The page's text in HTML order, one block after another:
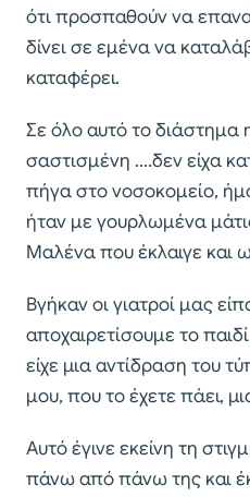
ότι προσπαθούν να
δίνει σε εμένα να
καταφέρει.
Σε όλο αυτό το διάστημα
σαστισμένη ….δεν είχα
πήγα στο νοσοκομείο,
ήταν με γουρλωμένα
Μαλένα που έκλαιγε και
Βγήκαν οι γιατροί μας
αποχαιρετίσουμε το
είχε μια αντίδραση του
μου, που το έχετε πάει,
Αυτό έγινε εκείνη τη
πάνω από πάνω της και